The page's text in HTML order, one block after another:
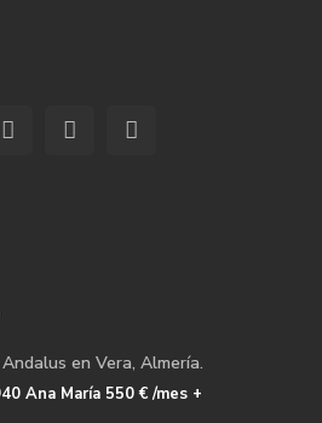
en Vera, Almería.
Ana María 550 €/mes +